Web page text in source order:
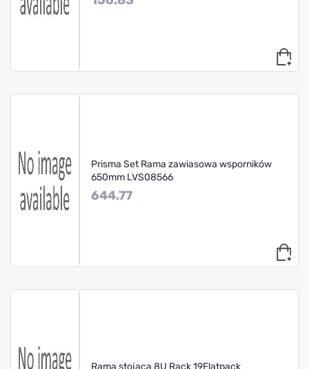
Prisma Set Rama zawiasowa wsporników
650mm LVS08566
644.77
Rama stojąca 8U Rack 19Flatpack